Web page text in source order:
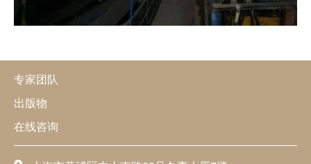
专家团队
出版物
在线咨询